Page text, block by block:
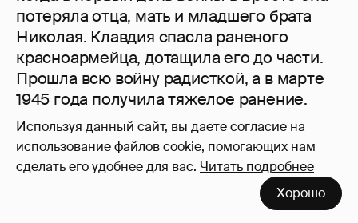
Используя данный сайт, вы даете согласие на
использование файлов cookie, помогающих нам
сделать его удобнее для вас. Читать подробнее
Хорошо
потеряла отца, мать и младшего брата
Николая. Клавдия спасла раненого
красноармейца, дотащила его до части.
Прошла всю войну радисткой, а в марте
1945 года получила тяжелое ранение.
Несколько месяцев врачи сражались за
ее жизнь, зрение, лицо, изуродованное
осколками. Своего сына Клавдия назвала
в честь погибшего младшего брата